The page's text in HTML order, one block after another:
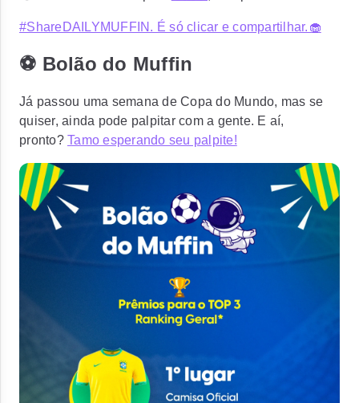
#ShareDAILYMUFFIN. É só clicar e compartilhar.🧁
⚽ Bolão do Muffin
Já passou uma semana de Copa do Mundo, mas se
quiser, ainda pode palpitar com a gente. E aí,
pronto? Tamo esperando seu palpite!